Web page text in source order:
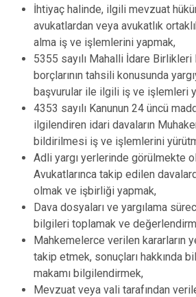
İhtiyaç halinde, ilgili mevzuat
avukatlardan veya avukatlık
alma iş ve işlemlerini yapmak,
5355 sayılı Mahalli İdare
borçlarının tahsili konusunda
başvurular ile ilgili iş ve işlemleri
4353 sayılı Kanunun 24 üncü
ilgilendiren idari davaların
bildirilmesi iş ve işlemlerini
Adli yargı yerlerinde görülmekte
Avukatlarınca takip edilen
olmak ve işbirliği yapmak,
Dava dosyaları ve yargılama
bilgileri toplamak ve
Mahkemelerce verilen kararların
takip etmek, sonuçları hakkında
makamı bilgilendirmek,
Mevzuat veya vali tarafından